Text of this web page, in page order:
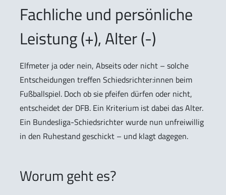
Fachliche und persönliche
Leistung (+), Alter (-)
Elfmeter ja oder nein, Abseits oder nicht – solche
Entscheidungen treffen Schiedsrichter:innen beim
Fußballspiel. Doch ob sie pfeifen dürfen oder nicht,
entscheidet der DFB. Ein Kriterium ist dabei das Alter.
Ein Bundesliga-Schiedsrichter wurde nun unfreiwillig
in den Ruhestand geschickt – und klagt dagegen.
Worum geht es?